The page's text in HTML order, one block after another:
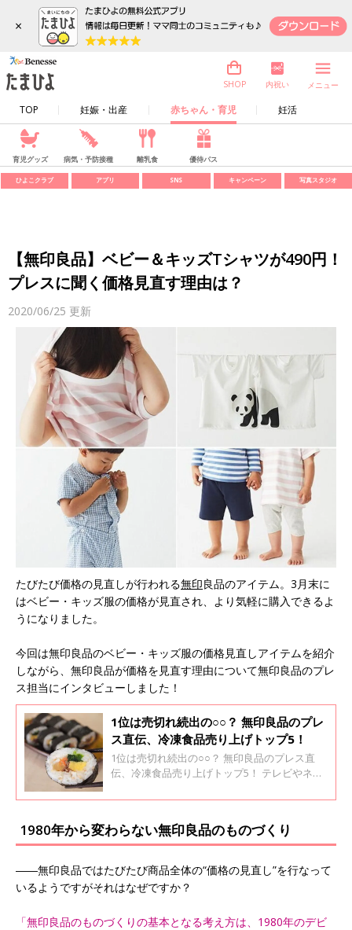
×
TOP 妊娠・出産 赤ちゃん・育児 妊活
SHOP 内祝い メニュー
育児グッズ 病気・予防接種 離乳食 優待パス
ひよこクラブ アプリ SNS キャンペーン 写真スタジオ
【無印良品】ベビー＆キッズTシャツが490円！
プレスに聞く価格見直す理由は？
2020/06/25 更新
たびたび価格の見直しが行われる無印良品のアイテム。3月末に
はベビー・キッズ服の価格が見直され、より気軽に購入できるよ
うになりました。
今回は無印良品のベビー・キッズ服の価格見直しアイテムを紹介
しながら、無印良品が価格を見直す理由について無印良品のプレ
ス担当にインタビューしました！
1位は売切れ続出の○○？ 無印良品のプレ
ス直伝、冷凍食品売り上げトップ5！
1位は売切れ続出の○○？ 無印良品のプレス直
伝、冷凍食品売り上げトップ5！ テレビやネッ
凍食品。冷凍食品では珍しい“化学調味料を使
こだわりで徐々にファンを増やしています。
「興味があるけどまだ試してない！」そんな方
にぜひおすすめしたい冷凍食品売り上げトップ
５を紹介します。
1980年から変わらない無印良品のものづくり
――無印良品ではたびたび商品全体の“価格の見直し”を行なって
いるようですがそれはなぜですか？
「無印良品のものづくりの基本となる考え方は、1980年のデビ